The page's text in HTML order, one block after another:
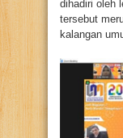
dihadiri oleh
tersebut
kalangan